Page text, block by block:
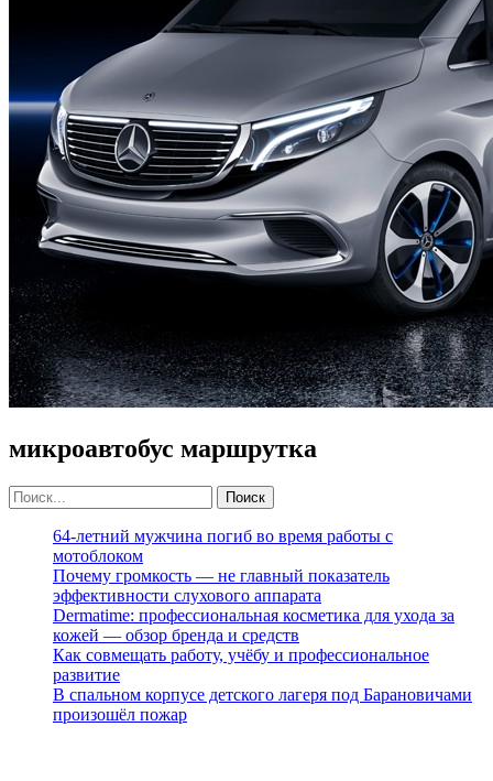
микроавтобус маршрутка
64-летний мужчина погиб во время работы с
мотоблоком
Почему громкость — не главный показатель
эффективности слухового аппарата
Dermatime: профессиональная косметика для ухода за
кожей — обзор бренда и средств
Как совмещать работу, учёбу и профессиональное
развитие
В спальном корпусе детского лагеря под Барановичами
произошёл пожар